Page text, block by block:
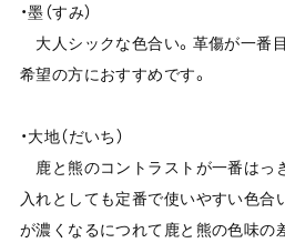
・墨（すみ）
大人シックな色合い。革傷が一番
希望の方におすすめです。
・大地（だいち）
鹿と熊のコントラストが一番はっ
入れとしても定番で使いやすい色合
が濃くなるにつれて鹿と熊の色味の